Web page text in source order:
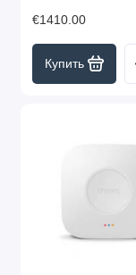
€1410.00
Купить